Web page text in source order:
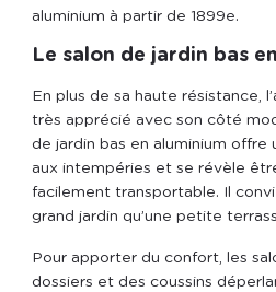
aluminium à partir de 1899e.
Le salon de jardin bas
En plus de sa haute résistance,
très apprécié avec son côté
de jardin bas en aluminium offre
aux intempéries et se révèle
facilement transportable. Il
grand jardin qu’une petite
Pour apporter du confort, les
dossiers et des coussins